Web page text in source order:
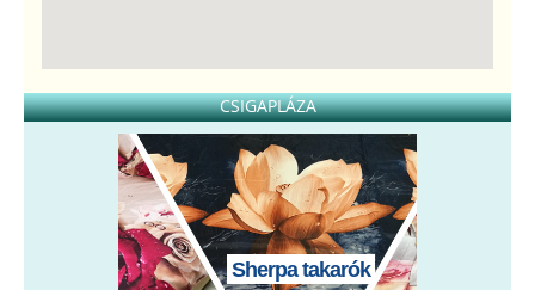
CSIGAPLÁZA
Sherpa takarók